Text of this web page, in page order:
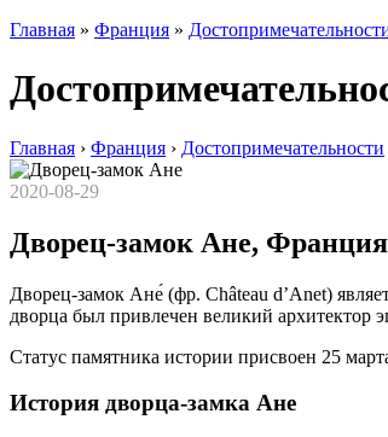
Главная » Франция »
Главная › Франция › Достопримечательности
2020-08-29
Дворец-замок Ане, Франция
Дворец-замок Ане́ (фр. Château d’Anet)
дворца был привлечен великий архитектор
Статус памятника истории присвоен 25
История дворца-замка Ане